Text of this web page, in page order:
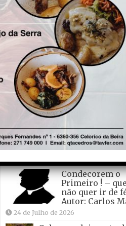
A marca
todo o mundo
crescer atrás de
Ronaldo. Autor:
Freitas do Amaral
5 de Agosto de 2026
Falso
Autor: Nuno
1 de Agosto de
Tadei Pogacar
“Tour” – A
França em
pela quinta vez!
João Dinis
Condecorem o
Primeiro ! –
não quer ir de
Autor: Carlos
24 de Julho de 2026